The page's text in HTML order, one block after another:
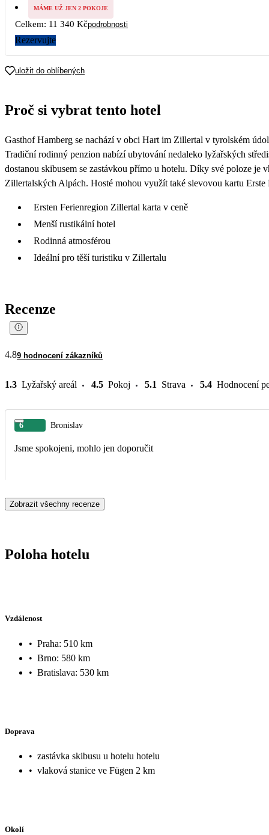
21 22
MÁME UŽ JEN 2 POKOJE
Celkem: 11 340 Kčpodrobnosti
Rezervujte
uložit do oblíbených
Proč si vybrat tento hotel
Gasthof Hamberg se nachází v obci Hart im Zillertal v tyrolském
Tradiční rodinný penzion nabízí ubytování nedaleko lyžařských
dostanou skibusem se zastávkou přímo u hotelu. Díky své poloze
Zillertalských Alpách. Hosté mohou využít také slevovou kartu
Ersten Ferienregion Zillertal karta v ceně
Menší rustikální hotel
Rodinná atmosférou
Ideální pro těší turistiku v Zillertalu
Recenze
4.89 hodnocení zákazníků
1.3 Lyžařský areál 4.5 Pokoj 5.1 Strava 5.4 Hodnocení
6 Bronislav
Jsme spokojeni, mohlo jen doporučit
Zobrazit všechny recenze
Poloha hotelu
Vzdálenost
• Praha: 510 km
• Brno: 580 km
• Bratislava: 530 km
Doprava
• zastávka skibusu u hotelu hotelu
• vlaková stanice ve Fügen 2 km
Okolí